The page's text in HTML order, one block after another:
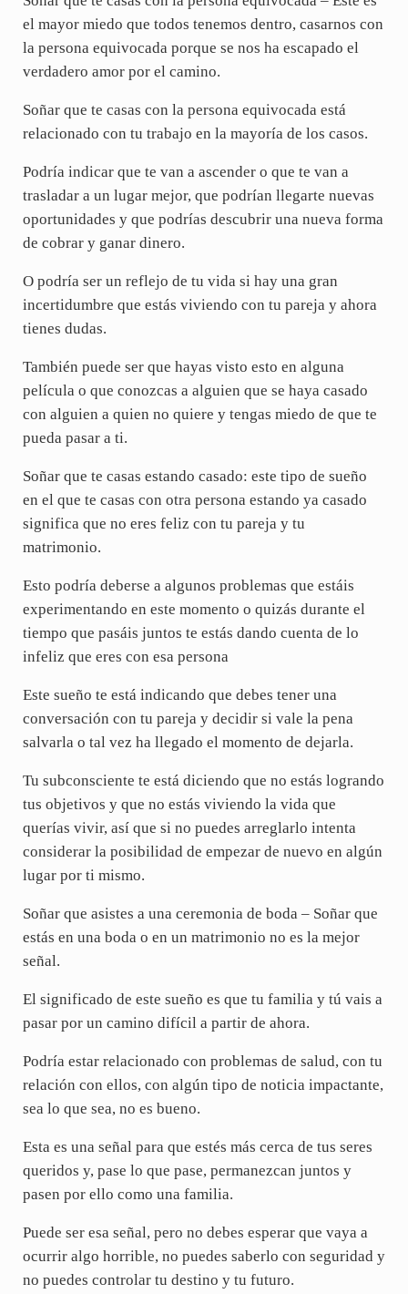
el mayor miedo que todos tenemos dentro, casarnos con
la persona equivocada porque se nos ha escapado el
verdadero amor por el camino.
Soñar que te casas con la persona equivocada está
relacionado con tu trabajo en la mayoría de los casos.
Podría indicar que te van a ascender o que te van a
trasladar a un lugar mejor, que podrían llegarte nuevas
oportunidades y que podrías descubrir una nueva forma
de cobrar y ganar dinero.
O podría ser un reflejo de tu vida si hay una gran
incertidumbre que estás viviendo con tu pareja y ahora
tienes dudas.
También puede ser que hayas visto esto en alguna
película o que conozcas a alguien que se haya casado
con alguien a quien no quiere y tengas miedo de que te
pueda pasar a ti.
Soñar que te casas estando casado: este tipo de sueño
en el que te casas con otra persona estando ya casado
significa que no eres feliz con tu pareja y tu
matrimonio.
Esto podría deberse a algunos problemas que estáis
experimentando en este momento o quizás durante el
tiempo que pasáis juntos te estás dando cuenta de lo
infeliz que eres con esa persona
Este sueño te está indicando que debes tener una
conversación con tu pareja y decidir si vale la pena
salvarla o tal vez ha llegado el momento de dejarla.
Tu subconsciente te está diciendo que no estás logrando
tus objetivos y que no estás viviendo la vida que
querías vivir, así que si no puedes arreglarlo intenta
considerar la posibilidad de empezar de nuevo en algún
lugar por ti mismo.
Soñar que asistes a una ceremonia de boda – Soñar que
estás en una boda o en un matrimonio no es la mejor
señal.
El significado de este sueño es que tu familia y tú vais a
pasar por un camino difícil a partir de ahora.
Podría estar relacionado con problemas de salud, con tu
relación con ellos, con algún tipo de noticia impactante,
sea lo que sea, no es bueno.
Esta es una señal para que estés más cerca de tus seres
queridos y, pase lo que pase, permanezcan juntos y
pasen por ello como una familia.
Puede ser esa señal, pero no debes esperar que vaya a
ocurrir algo horrible, no puedes saberlo con seguridad y
no puedes controlar tu destino y tu futuro.